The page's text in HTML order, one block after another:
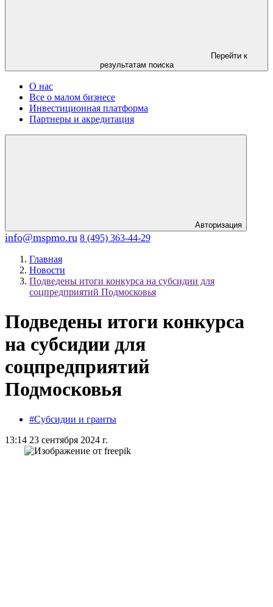
Перейти к
результатам поиска
О нас
Все о малом бизнесе
Инвестиционная платформа
Партнеры и акредитация
Авторизация
info@mspmo.ru 8 (495) 363-44-29
Главная
Новости
Подведены итоги конкурса на субсидии для
соцпредприятий Подмосковья
Подведены итоги конкурса
на субсидии для
соцпредприятий
Подмосковья
#Субсидии и гранты
13:14 23 сентября 2024 г.